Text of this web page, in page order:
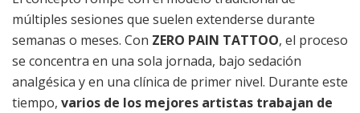
múltiples sesiones que suelen extenderse durante
semanas o meses. Con ZERO PAIN TATTOO, el proceso
se concentra en una sola jornada, bajo sedación
analgésica y en una clínica de primer nivel. Durante este
tiempo, varios de los mejores artistas trabajan de